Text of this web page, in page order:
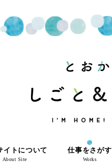
イトについて
About Site
仕事をさがす
Works